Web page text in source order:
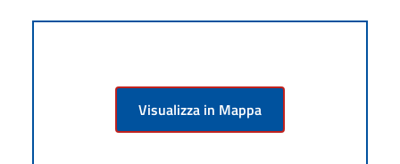
Visualizza in Mappa